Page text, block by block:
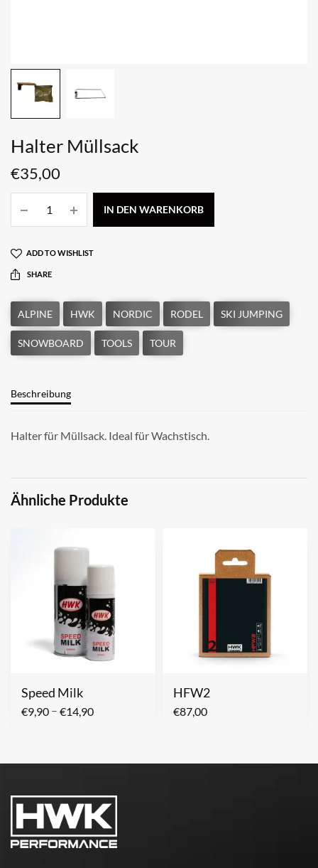
Halter Müllsack
€35,00
IN DEN WARENKORB
ADD TO WISHLIST
SHARE
Beschreibung
Halter für Müllsack. Ideal für Wachstisch.
Ähnliche Produkte
Speed Milk
€9,90 – €14,90
HFW2
€87,00